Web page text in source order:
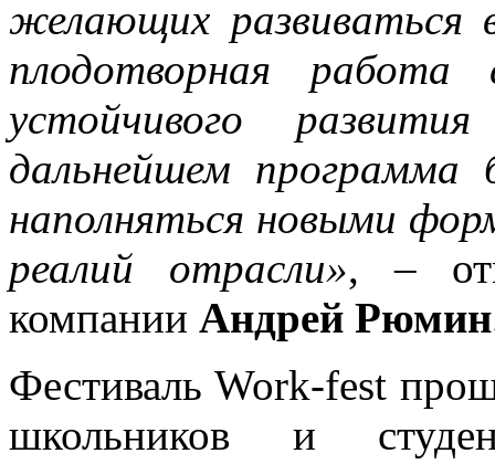
желающих
плодотворная
устойчивого
дальнейшем программа
наполняться новыми
реалий отрасли», –
компании Андрей Рюмин
Фестиваль Work-fest
школьников и